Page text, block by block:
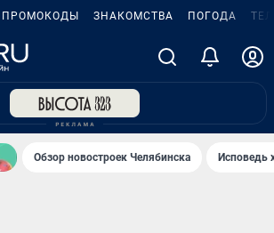
ПРОМОКОДЫ ЗНАКОМСТВА ПОГОДА
Обзор новостроек Челябинска Исповедь